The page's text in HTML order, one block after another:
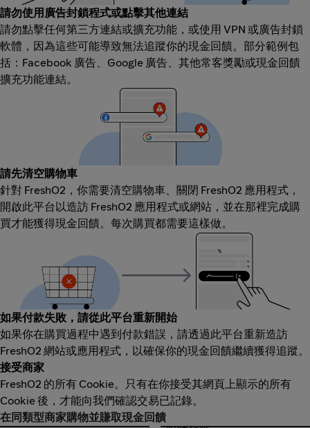
請勿使用廣告封鎖程式或點擊其他連結
請勿點擊任何第三方連結或擴充功能，或使用 VPN 或廣告封鎖
軟體，因為這些可能導致無法追蹤你的現金回饋。部分範例包
括：Facebook 廣告、Google 廣告、其他常客獎勵或現金回饋
擴充功能連結。
請先清空購物車
針對 FreshO2，你需要清空購物車、關閉 FreshO2 應用程式，
開啟此平台以造訪 FreshO2 應用程式或網站，並在那裡完成購
買才能獲得現金回饋。每次購買都需要這樣做。
如果付款失敗，請從此平台重新開始
如果你在購買過程中遇到付款錯誤，請透過此平台重新造訪
FreshO2 網站或應用程式，以確保你的現金回饋繼續獲得追蹤。
接受商家
FreshO2 的所有 Cookie。只有在你接受其網頁上顯示的所有
Cookie 後，才能向我們確認交易已記錄。
在同類型商家購物並賺取現金回饋